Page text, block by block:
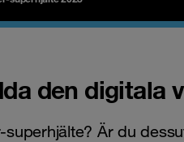
den digitala
Är du